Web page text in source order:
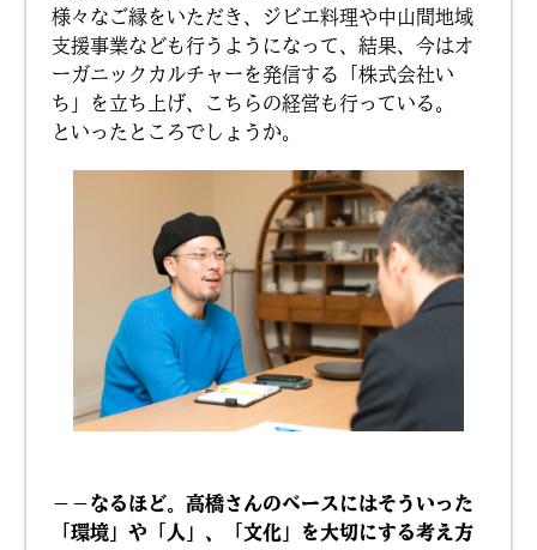
様々なご縁をいただき、ジビエ料理や中山間地域
支援事業なども行うようになって、結果、今はオ
ーガニックカルチャーを発信する「株式会社い
ち」を立ち上げ、こちらの経営も行っている。
といったところでしょうか。
－－なるほど。高橋さんのベースにはそういった
「環境」や「人」、「文化」を大切にする考え方